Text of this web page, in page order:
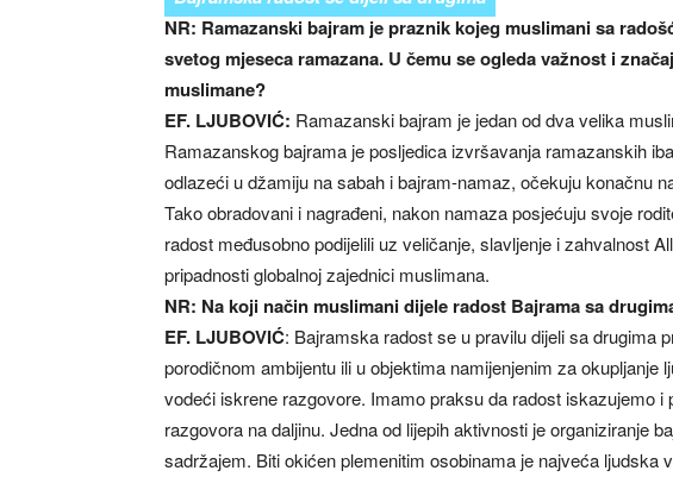
NR: Ramazanski bajram je praznik kojeg muslimani sa
svetog mjeseca ramazana. U čemu se ogleda važnost i
muslimane?
EF. LJUBOVIĆ: Ramazanski bajram je jedan od dva velika
Ramazanskog bajrama je posljedica izvršavanja ramazanskih
odlazeći u džamiju na sabah i bajram-namaz, očekuju konačnu
Tako obradovani i nagrađeni, nakon namaza posjećuju svoje
radost međusobno podijelili uz veličanje, slavljenje i zahvalnost
pripadnosti globalnoj zajednici muslimana.
NR: Na koji način muslimani dijele radost Bajrama sa
EF. LJUBOVIĆ: Bajramska radost se u pravilu dijeli sa drugima
porodičnom ambijentu ili u objektima namijenjenim za okupljanje
vodeći iskrene razgovore. Imamo praksu da radost iskazujemo i
razgovora na daljinu. Jedna od lijepih aktivnosti je organiziranje
sadržajem. Biti okićen plemenitim osobinama je najveća ljudska